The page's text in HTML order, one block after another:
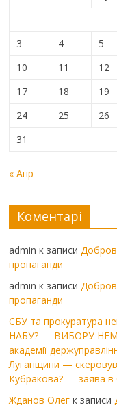
3
4 5
10
11 12
17
18 19
24
25 26
31
« Апр
Коментарі
admin к записи
пропаганди
admin к записи
пропаганди
СБУ та прокуратура
НАБУ? — ВИБОРУ
академії
Луганщини —
Кубракова? — заява
Жданов Олег к записи